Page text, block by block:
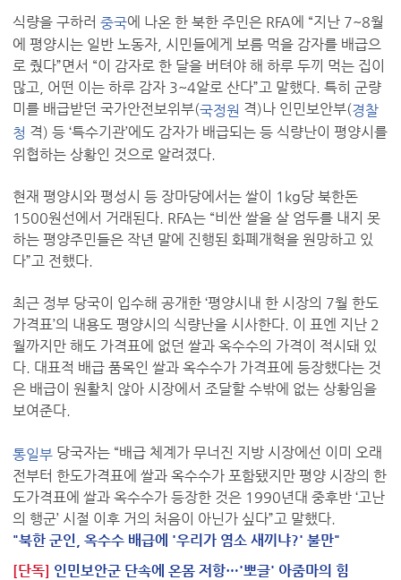
식량을 구하러 중국에 나온 한 북한 주민은 RFA에 “지난 7~8월
에 평양시는 일반 노동자, 시민들에게 보름 먹을 감자를 배급으
로 줬다”면서 “이 감자로 한 달을 버텨야 해 하루 두끼 먹는 집이
많고, 어떤 이는 하루 감자 3~4알로 산다”고 말했다. 특히 군량
미를 배급받던 국가안전보위부(국정원 격)나 인민보안부(경찰
청 격) 등 ‘특수기관’에도 감자가 배급되는 등 식량난이 평양시를
위협하는 상황인 것으로 알려졌다.
현재 평양시와 평성시 등 장마당에서는 쌀이 1kg당 북한돈
1500원선에서 거래된다. RFA는 “비싼 쌀을 살 엄두를 내지 못
하는 평양주민들은 작년 말에 진행된 화폐개혁을 원망하고 있
다”고 전했다.
최근 정부 당국이 입수해 공개한 ‘평양시내 한 시장의 7월 한도
가격표’의 내용도 평양시의 식량난을 시사한다. 이 표엔 지난 2
월까지만 해도 가격표에 없던 쌀과 옥수수의 가격이 적시돼 있
다. 대표적 배급 품목인 쌀과 옥수수가 가격표에 등장했다는 것
은 배급이 원활치 않아 시장에서 조달할 수밖에 없는 상황임을
보여준다.
통일부 당국자는 “배급 체계가 무너진 지방 시장에선 이미 오래
전부터 한도가격표에 쌀과 옥수수가 포함됐지만 평양 시장의 한
도가격표에 쌀과 옥수수가 등장한 것은 1990년대 중후반 ‘고난
의 행군’ 시절 이후 거의 처음이 아닌가 싶다”고 말했다.
"북한 군인, 옥수수 배급에 '우리가 염소 새끼냐?' 불만"
[단독] 인민보안군 단속에 온몸 저항…'뽀글' 아줌마의 힘